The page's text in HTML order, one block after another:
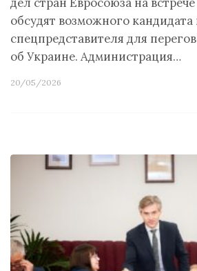
обсудят возможного кандидата
спецпредставителя для
об Украине. Администрация…
20/05/2026